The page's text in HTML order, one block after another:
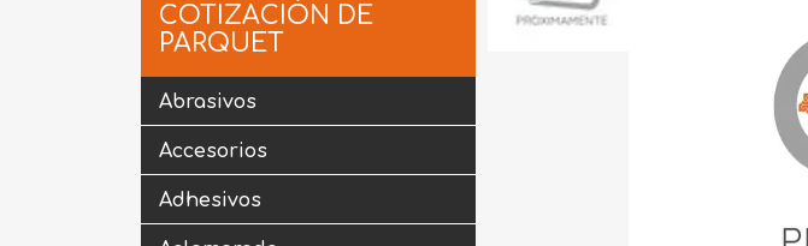
COTIZACIÓN DE
PARQUET
Abrasivos
Accesorios
Adhesivos